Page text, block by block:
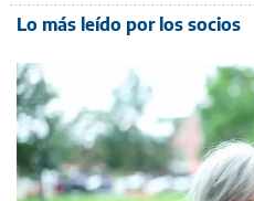
Lo más leído por los socios